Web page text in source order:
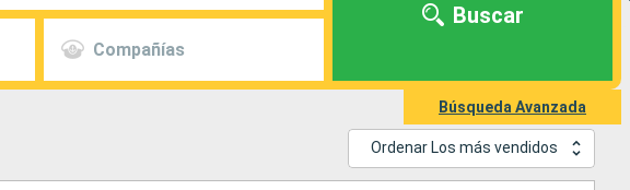
Compañías
Buscar
Búsqueda Avanzada
Ordenar Los más vendidos